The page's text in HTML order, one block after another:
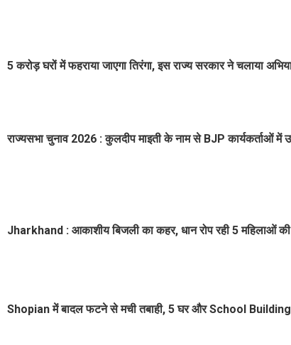
5 करोड़ घरों में फहराया जाएगा तिरंगा, इस राज्य सरकार ने चलाया
राज्यसभा चुनाव 2026 : कुलदीप माइती के नाम से BJP कार्यकर्ताओं में
Jharkhand : आकाशीय बिजली का कहर, धान रोप रही 5 महिलाओं
Shopian में बादल फटने से मची तबाही, 5 घर और School Building